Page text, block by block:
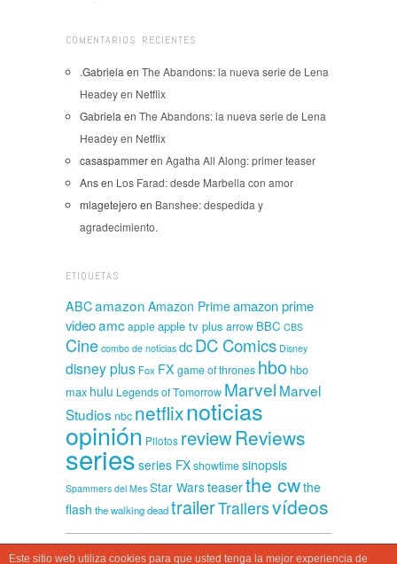
COMENTARIOS RECIENTES
.Gabriela en The Abandons: la nueva serie de Lena
Headey en Netflix
Gabriela en The Abandons: la nueva serie de Lena
Headey en Netflix
casaspammeren Agatha All Along: primer teaser
Ansen Los Farad: desde Marbella con amor
mlagetejero en Banshee: despedida y
agradecimiento.
ETIQUETAS
ABCamazon Amazon Primeamazon prime
videoamcapple apple tv plus arrow BBC CBS
Cine combo de noticias dcDC Comics Disney
disney plus Fox FX game of thrones hbo hbo
max hulu Legends of Tomorrow Marvel Marvel
Studios nbc netflixnoticias
opinión Pilotos reviewReviews
series series FXshowtimesinopsis
Spammers del Mes Star Warsteaserthe cwthe
flash the walking deadtrailerTrailersvídeos
Este sitio web utiliza cookies para que usted tenga la mejor experiencia de